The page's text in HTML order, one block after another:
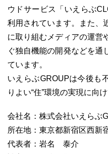
ウドサービス「いえらぶ
利用されています。また、
に取り組むメディアの運営
ぐ独自機能の開発などを通
ています。
いえらぶGROUPは今後も
りよい“住”環境の実現に向
会社名：株式会社いえらぶ
所在地：東京都新宿区西
代表者：岩名 泰介